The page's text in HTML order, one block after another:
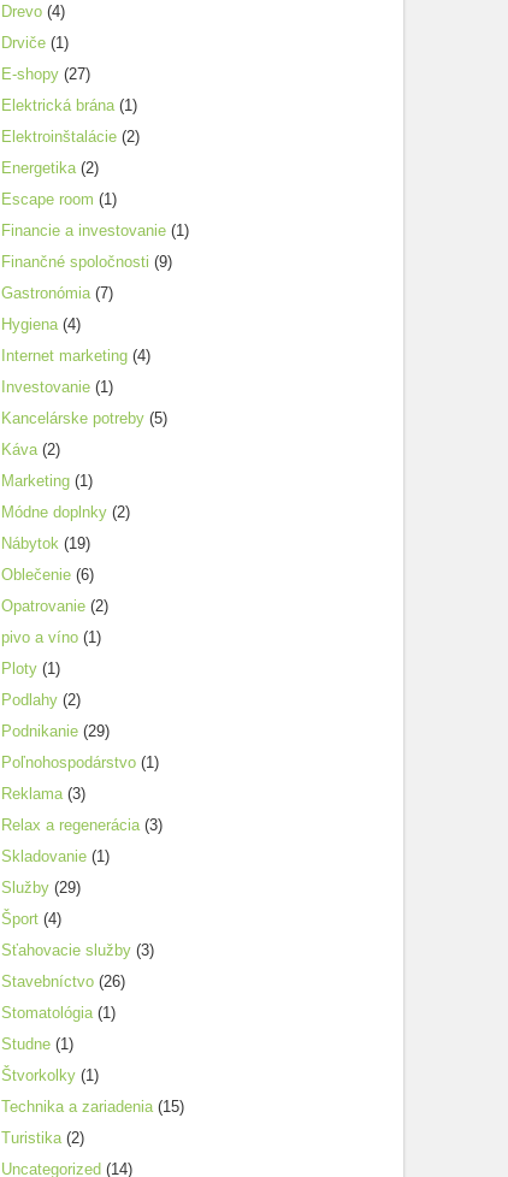
Drevo (4)
Drviče (1)
E-shopy (27)
Elektrická brána (1)
Elektroinštalácie (2)
Energetika (2)
Escape room (1)
Financie a investovanie (1)
Finančné spoločnosti (9)
Gastronómia (7)
Hygiena (4)
Internet marketing (4)
Investovanie (1)
Kancelárske potreby (5)
Káva (2)
Marketing (1)
Módne doplnky (2)
Nábytok (19)
Oblečenie (6)
Opatrovanie (2)
pivo a víno (1)
Ploty (1)
Podlahy (2)
Podnikanie (29)
Poľnohospodárstvo (1)
Reklama (3)
Relax a regenerácia (3)
Skladovanie (1)
Služby (29)
Šport (4)
Sťahovacie služby (3)
Stavebníctvo (26)
Stomatológia (1)
Studne (1)
Štvorkolky (1)
Technika a zariadenia (15)
Turistika (2)
Uncategorized (14)